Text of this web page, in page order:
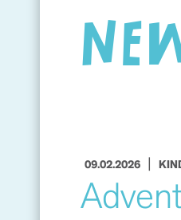
09.02.2026 |